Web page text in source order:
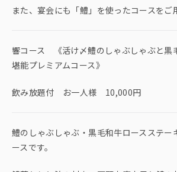
また、宴会にも「鱧」を使ったコースをご
響コース 《活け〆鱧のしゃぶしゃぶと黒
堪能プレミアムコース》
飲み放題付 お一人様 10,000円
鱧のしゃぶしゃぶ・黒毛和牛ロースステー
ースです。